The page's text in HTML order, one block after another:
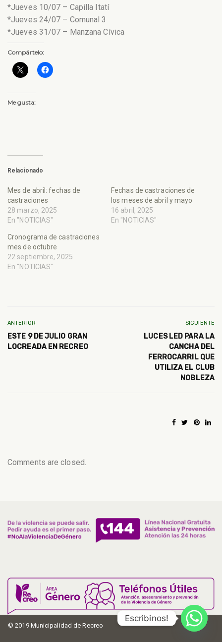
*Jueves 10/07 – Capilla Itatí
*Jueves 24/07 – Comunal 3
*Jueves 31/07 – Manzana Cívica
Compártelo:
Me gusta:
Relacionado
Mes de abril: fechas de
castraciones
28 marzo, 2025
En "NOTICIAS"
Fechas de castraciones de
los meses de abril y mayo
16 abril, 2025
En "NOTICIAS"
Cronograma de castraciones
mes de octubre
22 septiembre, 2025
En "NOTICIAS"
ANTERIOR
ESTE 9 DE JULIO GRAN
LOCREADA EN RECREO
SIGUIENTE
LUCES LED PARA LA
CANCHA DEL
FERROCARRIL QUE
UTILIZA EL CLUB
NOBLEZA
Comments are closed.
© 2019 Municipalidad de Recreo
Escribinos!